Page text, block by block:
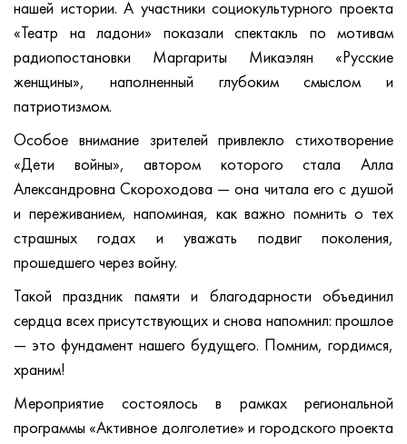
нашей истории. А участники социокультурного проекта
«Театр на ладони» показали спектакль по мотивам
радиопостановки Маргариты Микаэлян «Русские
женщины», наполненный глубоким смыслом и
патриотизмом.
Особое внимание зрителей привлекло стихотворение
«Дети войны», автором которого стала Алла
Александровна Скороходова — она читала его с душой
и переживанием, напоминая, как важно помнить о тех
страшных годах и уважать подвиг поколения,
прошедшего через войну.
Такой праздник памяти и благодарности объединил
сердца всех присутствующих и снова напомнил: прошлое
— это фундамент нашего будущего. Помним, гордимся,
храним!
Мероприятие состоялось в рамках региональной
программы «Активное долголетие» и городского проекта